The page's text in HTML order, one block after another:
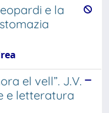
e la
el vell”. J.V.
e letteratura